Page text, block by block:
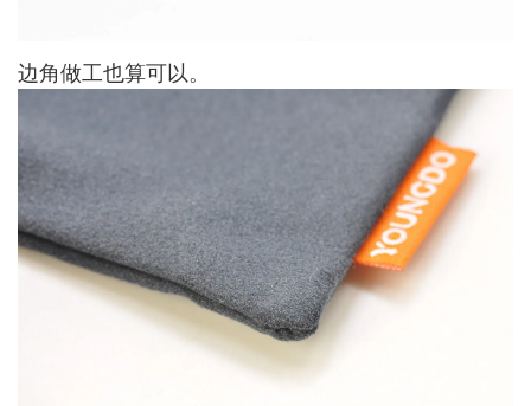
边角做工也算可以。